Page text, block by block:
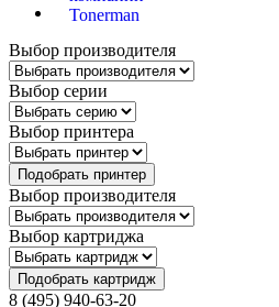
Выбор производителя
Выбор серии
Выбор принтера
Подобрать принтер
Выбор производителя
Выбор картриджа
Подобрать картридж
8 (495) 940-63-20